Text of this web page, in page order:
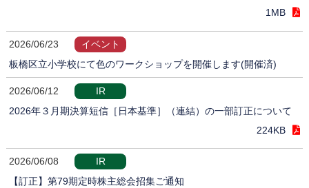
1MB
2026/06/23
イベント
板橋区立小学校にて色のワークショップを開催します(開催済)
2026/06/12
IR
2026年３月期決算短信［日本基準］（連結）の一部訂正について
224KB
2026/06/08
IR
【訂正】第79期定時株主総会招集ご通知